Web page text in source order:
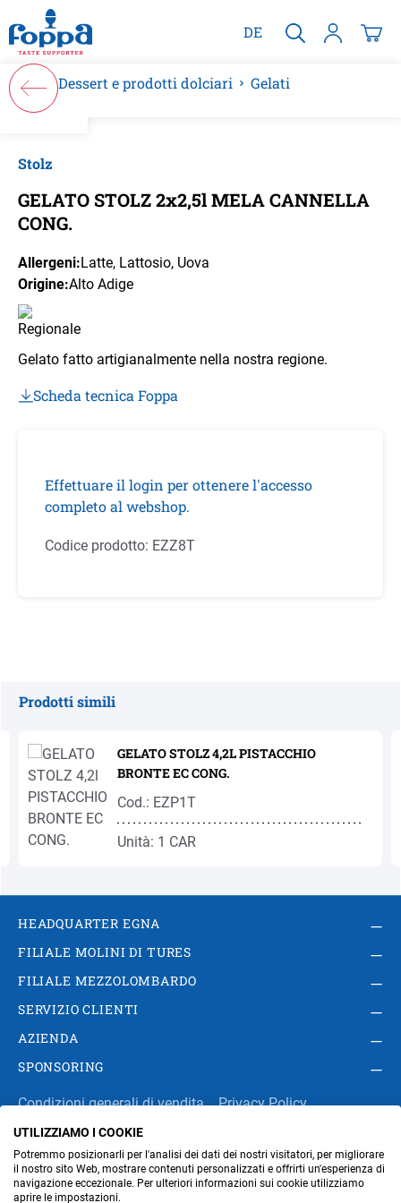
principale
DE
Dessert e prodotti dolciari Gelati
Stolz
GELATO STOLZ 2x2,5l MELA CANNELLA
CONG.
Allergeni:Latte, Lattosio, Uova
Origine:Alto Adige
Gelato fatto artigianalmente nella nostra regione.
Scheda tecnica Foppa
Effettuare il login per ottenere l'accesso
completo al webshop.
Codice prodotto: EZZ8T
Prodotti simili
GELATO STOLZ 4,2L PISTACCHIO
BRONTE EC CONG.
Cod.: EZP1T
Unità: 1 CAR
HEADQUARTER EGNA
FILIALE MOLINI DI TURES
FILIALE MEZZOLOMBARDO
SERVIZIO CLIENTI
AZIENDA
SPONSORING
Condizioni generali di vendita
Privacy Policy
Impressum
Modifica impostazioni dei cookie
Amministrazione
UTILIZZIAMO I COOKIE
Potremmo posizionarli per l'analisi dei dati dei nostri visitatori, per migliorare
il nostro sito Web, mostrare contenuti personalizzati e offrirti un'esperienza di
navigazione eccezionale. Per ulteriori informazioni sui cookie utilizziamo
aprire le impostazioni.